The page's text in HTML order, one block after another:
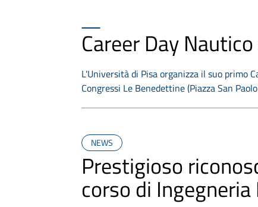
Career Day
L'Università di Pisa organizza il suo primo
Congressi Le Benedettine (Piazza San
NEWS
Prestigioso
corso di